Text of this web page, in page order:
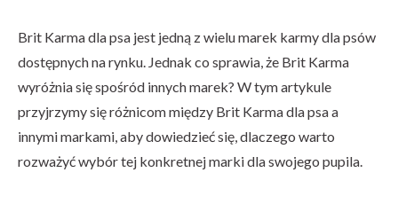
Brit Karma dla psa jest jedną z wielu marek karmy dla psów
dostępnych na rynku. Jednak co sprawia, że ​​Brit Karma
wyróżnia się spośród innych marek? W tym artykule
przyjrzymy się różnicom między Brit Karma dla psa a
innymi markami, aby dowiedzieć się, dlaczego warto
rozważyć wybór tej konkretnej marki dla swojego pupila.